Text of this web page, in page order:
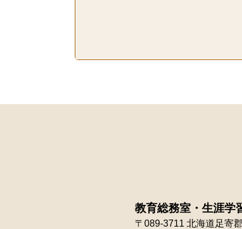
教育総務室・生涯
〒089-3711 北海道足寄